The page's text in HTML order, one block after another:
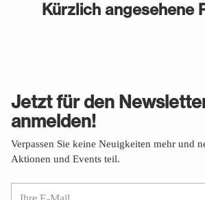
Kürzlich angesehene
Jetzt für den
anmelden!
Verpassen Sie keine Neuigkeiten mehr und
Aktionen und Events teil.